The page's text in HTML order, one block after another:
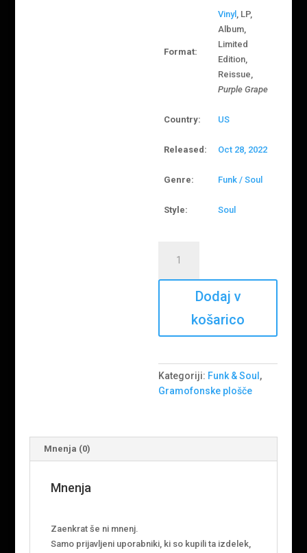
Format:
Vinyl , LP,
Album,
Limited
Edition,
Reissue,
Purple Grape
Country: US
Released: Oct 28, 2022
Genre: Funk / Soul
Style: Soul
Fields
–
Dodaj v
košarico
Kategoriji: Funk & Soul ,
Gramofonske plošče
Mnenja (0)
Mnenja
Zaenkrat še ni mnenj.
Samo prijavljeni uporabniki, ki so kupili ta izdelek,